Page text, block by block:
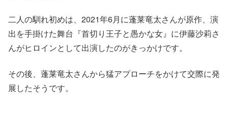
二人の馴れ初めは、2021年6月に蓬莱竜太さんが原作、演
出を手掛けた舞台『首切り王子と愚かな女』に伊藤沙莉さ
んがヒロインとして出演したのがきっかけです。
その後、蓬莱竜太さんから猛アプローチをかけて交際に発
展したそうです。